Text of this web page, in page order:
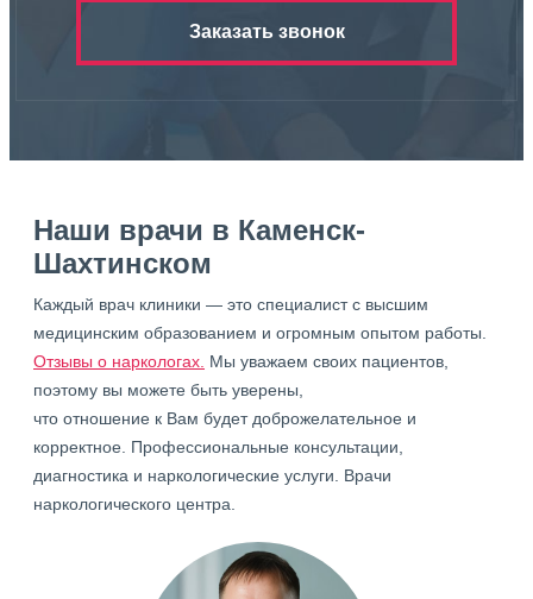
Заказать звонок
Наши врачи в Каменск-
Шахтинском
Каждый врач клиники — это специалист с высшим
медицинским образованием и огромным опытом работы.
Отзывы о наркологах. Мы уважаем своих пациентов,
поэтому вы можете быть уверены,
что отношение к Вам будет доброжелательное и
корректное. Профессиональные консультации,
диагностика и наркологические услуги. Врачи
наркологического центра.